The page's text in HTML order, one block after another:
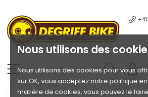
Nous utilisons des
Nous utilisons des cookies pour vous
sur OK, vous acceptez notre politique
matière de cookies, vous pouvez le